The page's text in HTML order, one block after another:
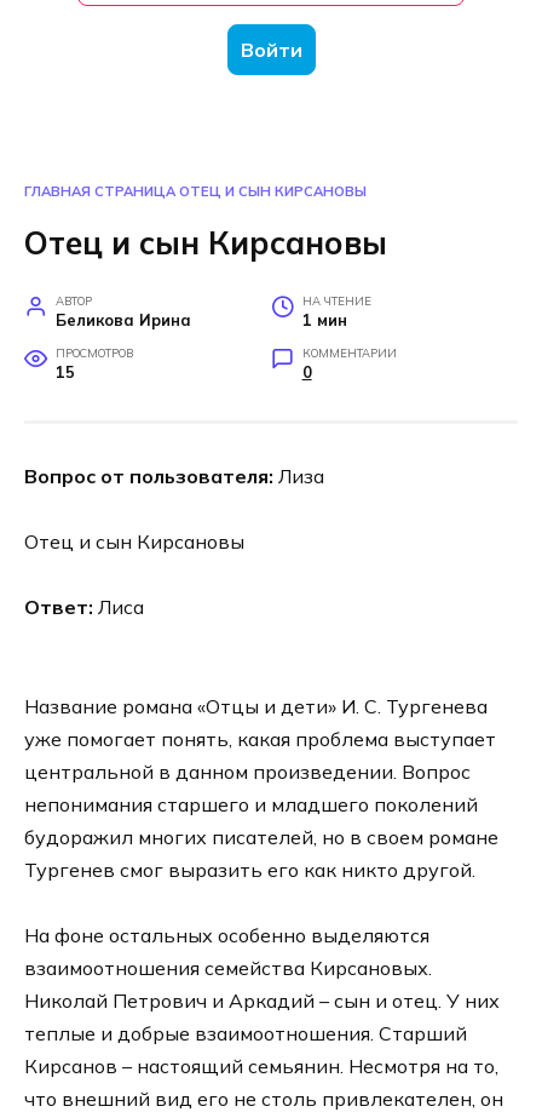
Войти
ГЛАВНАЯ СТРАНИЦА ОТЕЦ И СЫН КИРСАНОВЫ
Отец и сын Кирсановы
АВТОР
Беликова Ирина
НА ЧТЕНИЕ
1 мин
ПРОСМОТРОВ
15
КОММЕНТАРИИ
0
Вопрос от пользователя: Лиза
Отец и сын Кирсановы
Ответ: Лиса
Название романа «Отцы и дети» И. С. Тургенева
уже помогает понять, какая проблема выступает
центральной в данном произведении. Вопрос
непонимания старшего и младшего поколений
будоражил многих писателей, но в своем романе
Тургенев смог выразить его как никто другой.
На фоне остальных особенно выделяются
взаимоотношения семейства Кирсановых.
Николай Петрович и Аркадий – сын и отец. У них
теплые и добрые взаимоотношения. Старший
Кирсанов – настоящий семьянин. Несмотря на то,
что внешний вид его не столь привлекателен, он